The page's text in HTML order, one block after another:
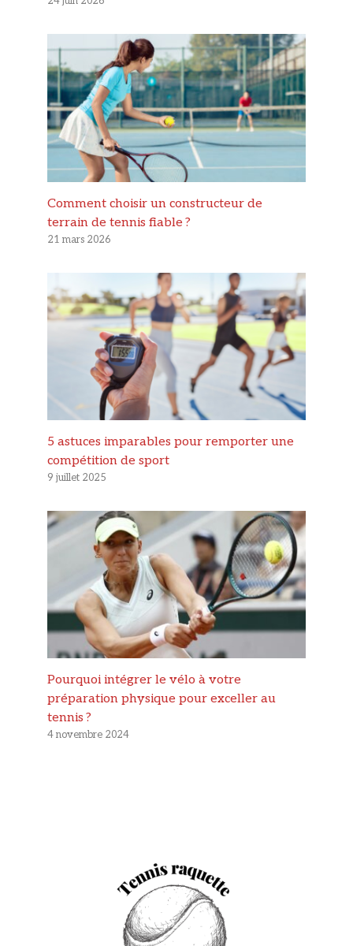
Comment choisir un constructeur de
terrain de tennis fiable ?
21 mars 2026
5 astuces imparables pour remporter une
compétition de sport
9 juillet 2025
Pourquoi intégrer le vélo à votre
préparation physique pour exceller au
tennis ?
4 novembre 2024